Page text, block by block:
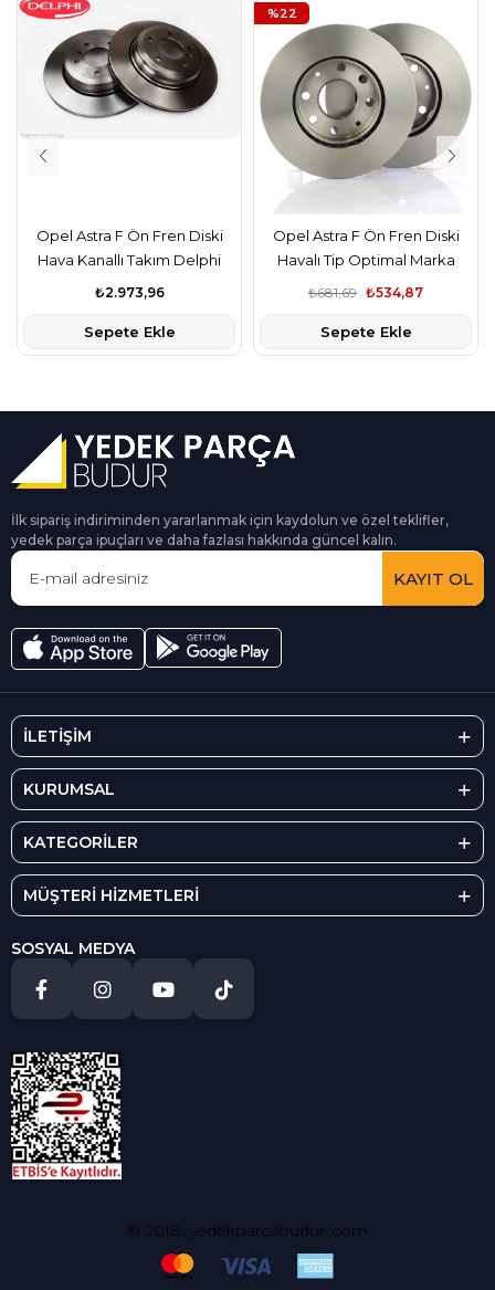
Opel Astra F Ön Fren Diski
Hava Kanallı Takım Delphi
Marka
₺2.973,96
Sepete Ekle
Opel Astra F Ön Fren Diski
Havalı Tip Optimal Marka
₺534,87
₺681,69
Sepete Ekle
%22
İlk sipariş indiriminden yararlanmak için kaydolun ve özel teklifler,
yedek parça ipuçları ve daha fazlası hakkında güncel kalın.
KAYIT OL
İLETİŞİM
KURUMSAL
KATEGORİLER
MÜŞTERİ HİZMETLERİ
SOSYAL MEDYA
© 2018, yedekparcabudur..com